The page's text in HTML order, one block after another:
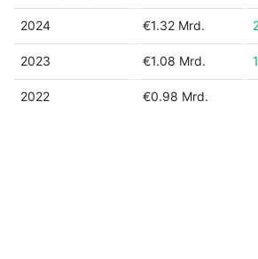
2024 €1.32 Mrd.
2023 €1.08 Mrd.
2022 €0.98 Mrd.